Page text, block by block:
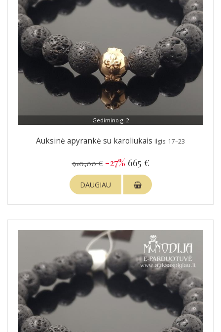
Gedimino g. 2
Auksinė apyrankė su karoliukais Ilgis: 17–23
910,00 € -27% 665 €
DAUGIAU